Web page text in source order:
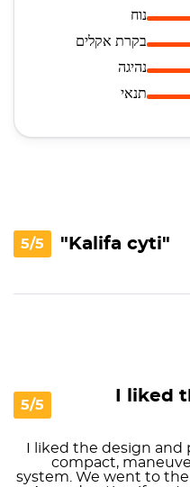
נוח
בקרת אקלים
נהיגה
תנאי
5/5 "Kalifa cyti"
5/5
"I liked
I liked the design and
compact,
system. We went to